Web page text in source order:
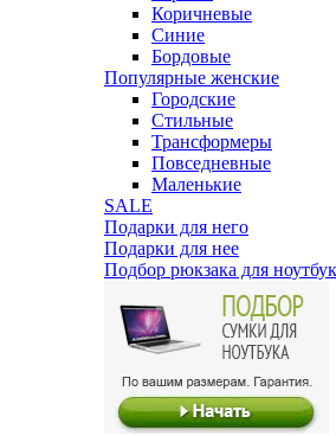
Коричневые
Синие
Бордовые
Популярные женские
Городские
Стильные
Трансформеры
Повседневные
Маленькие
SALE
Подарки для него
Подарки для нее
Подбор рюкзака для